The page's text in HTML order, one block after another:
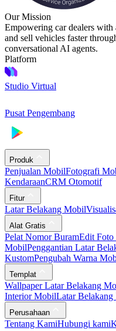
Our Mission
Empowering car dealers
and sell vehicles faster
conversational AI agents.
Platform
Studio Virtual
Pusat Pengembang
Produk
Penjualan MobilFotografi
KendaraanCRM Otomotif
Fitur
Latar Belakang Mobil
Alat Gratis
Pelat Nomor BuramEdit
MobilPenggantian Latar
KustomPengubah Warna
Templat
Wallpaper Latar Belakang
Interior MobilLatar
Perusahaan
Tentang KamiHubungi kami